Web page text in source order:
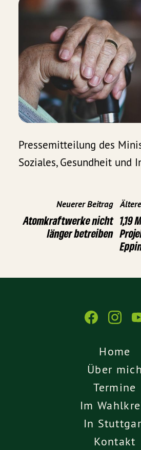
Pressemitteilung des
Soziales, Gesundheit und
Neuerer Beitrag
Atomkraftwerke nicht
länger betreiben
1,19
Home
Über mich
Termine
Im
In
Kontakt